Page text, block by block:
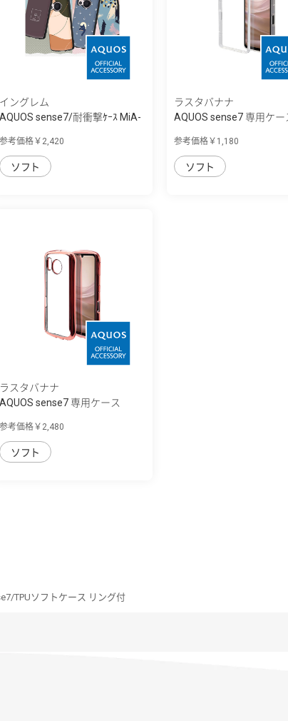
イングレム
AQUOS sense7/耐衝撃ｹｰｽ MiA-
参考価格￥2,420
ソフト
ラスタバナナ
AQUOS sense7 専用ケー
参考価格￥1,180
ソフト
ラスタバナナ
AQUOS sense7 専用ケース
参考価格￥2,480
ソフト
TPUソフトケース リング付